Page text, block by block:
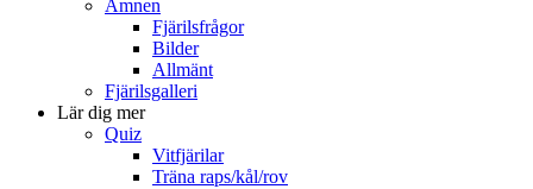
Ämnen
Fjärilsfrågor
Bilder
Allmänt
Fjärilsgalleri
Lär dig mer
Quiz
Vitfjärilar
Träna raps/kål/rov